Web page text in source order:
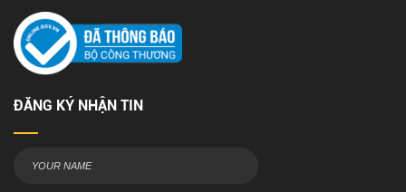
ĐĂNG KÝ NHẬN TIN